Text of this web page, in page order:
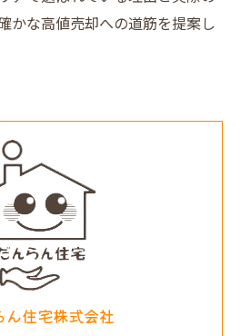
かな高値売却への道筋を提案し
ん住宅株式会社